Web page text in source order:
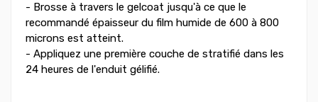
- Brosse à travers le gelcoat jusqu'à ce que le
recommandé épaisseur du film humide de 600 à 800
microns est atteint.
- Appliquez une première couche de stratifié dans les
24 heures de l'enduit gélifié.